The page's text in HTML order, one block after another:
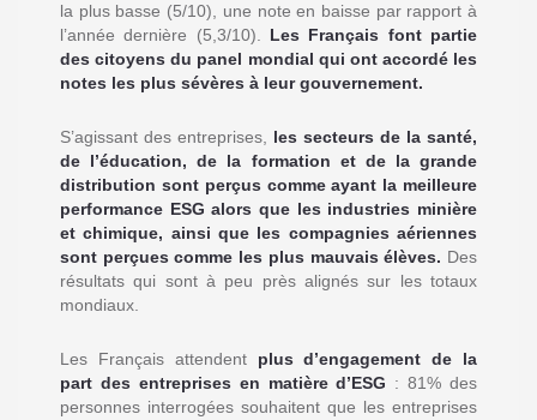
la plus basse (5/10), une note en baisse par rapport à
l’année dernière (5,3/10). Les Français font partie
des citoyens du panel mondial qui ont accordé les
notes les plus sévères à leur gouvernement.
S’agissant des entreprises, les secteurs de la santé,
de l’éducation, de la formation et de la grande
distribution sont perçus comme ayant la meilleure
performance ESG alors que les industries minière
et chimique, ainsi que les compagnies aériennes
sont perçues comme les plus mauvais élèves. Des
résultats qui sont à peu près alignés sur les totaux
mondiaux.
Les Français attendent plus d’engagement de la
part des entreprises en matière d’ESG : 81% des
personnes interrogées souhaitent que les entreprises